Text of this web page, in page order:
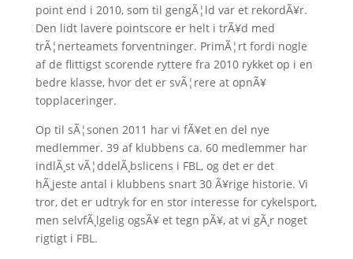
point end i 2010, som til gengÃ¦ld var et rekordÃ¥r.
Den lidt lavere pointscore er helt i trÃ¥d med
trÃ¦nerteamets forventninger. PrimÃ¦rt fordi nogle
af de flittigst scorende ryttere fra 2010 rykket op i en
bedre klasse, hvor det er svÃ¦rere at opnÃ¥
topplaceringer.
Op til sÃ¦sonen 2011 har vi fÃ¥et en del nye
medlemmer. 39 af klubbens ca. 60 medlemmer har
indlÃ¸st vÃ¦ddelÃ¸bslicens i FBL, og det er det
hÃ¸jeste antal i klubbens snart 30 Ã¥rige historie. Vi
tror, det er udtryk for en stor interesse for cykelsport,
men selvfÃ¸lgelig ogsÃ¥ et tegn pÃ¥, at vi gÃ¸r noget
rigtigt i FBL.